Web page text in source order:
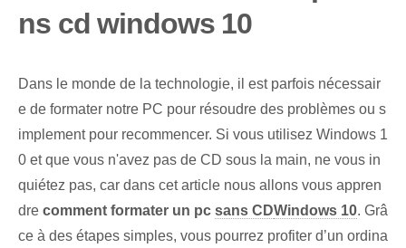
ns cd windows 10
Dans le monde de la technologie, il est parfois nécessair
e de formater notre PC pour résoudre des problèmes ou s
implement pour recommencer. Si vous utilisez Windows ⁢1
0 et que vous n'avez pas de CD⁤ sous la main, ne vous in
quiétez pas, car dans cet article nous allons vous appren
dre comment formater un pc sans CDWindows 10. Grâ
ce à des étapes simples, vous pourrez profiter d’un ordina